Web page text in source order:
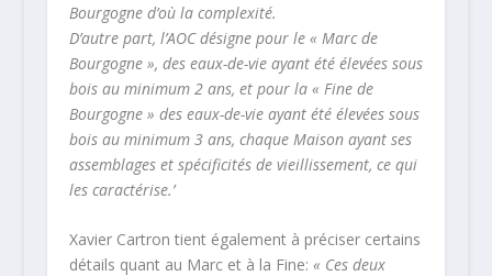
Bourgogne d’où la complexité.
D’autre part, l’AOC désigne pour le « Marc de
Bourgogne », des eaux-de-vie ayant été élevées sous
bois au minimum 2 ans, et pour la « Fine de
Bourgogne » des eaux-de-vie ayant été élevées sous
bois au minimum 3 ans, chaque Maison ayant ses
assemblages et spécificités de vieillissement, ce qui
les caractérise.’
Xavier Cartron tient également à préciser certains
détails quant au Marc et à la Fine: « Ces deux